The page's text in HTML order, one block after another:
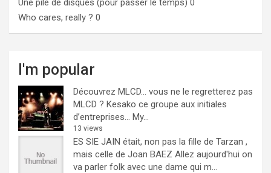
Who cares, really ? 0
I'm popular
Découvrez MLCD… vous ne le regretterez pas
MLCD ? Kesako ce groupe aux initiales
d’entreprises… My...
13 views
ES SIE JAIN était, non pas la fille de Tarzan ,
mais celle de Joan BAEZ Allez aujourd'hui on
va parler folk avec une dame qui m...